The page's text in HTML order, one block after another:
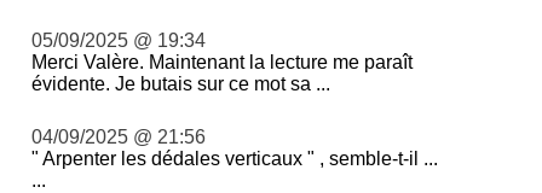
05/09/2025 @ 19:34
Merci Valère. Maintenant la lecture me paraît
évidente. Je butais sur ce mot sa ...
04/09/2025 @ 21:56
" Arpenter les dédales verticaux " , semble-t-il ...
...